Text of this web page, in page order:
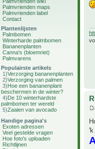
Palmvrienden maps
Palmvrienden label
Contact
Plantenlijsten
Palmbomen
Winterharde palmbomen
Bananenplanten
Canna's (bloemriet)
Palmvarens
Populairste artikels
1)Verzorging bananenplanten
2)Verzorging van palmen
3)Hoe een bananenplant
beschermen in de winter?
4)De 10 winterhardste
palmbomen ter wereld
5)Zaaien van avocado
Handige pagina's
Exoten adressen
Veel gestelde vragen
Hoe foto's uploaden
Richtlijnen
'k